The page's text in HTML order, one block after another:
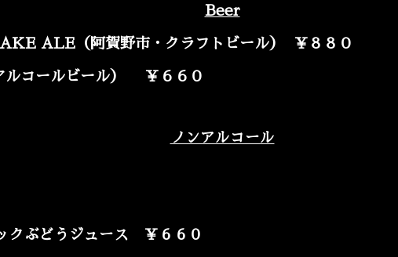
Beer
ALE（阿賀野市・クラフトビール） ￥８８０
コールビール） ￥６６０
ノンアルコール
クぶどうジュース ￥６６０